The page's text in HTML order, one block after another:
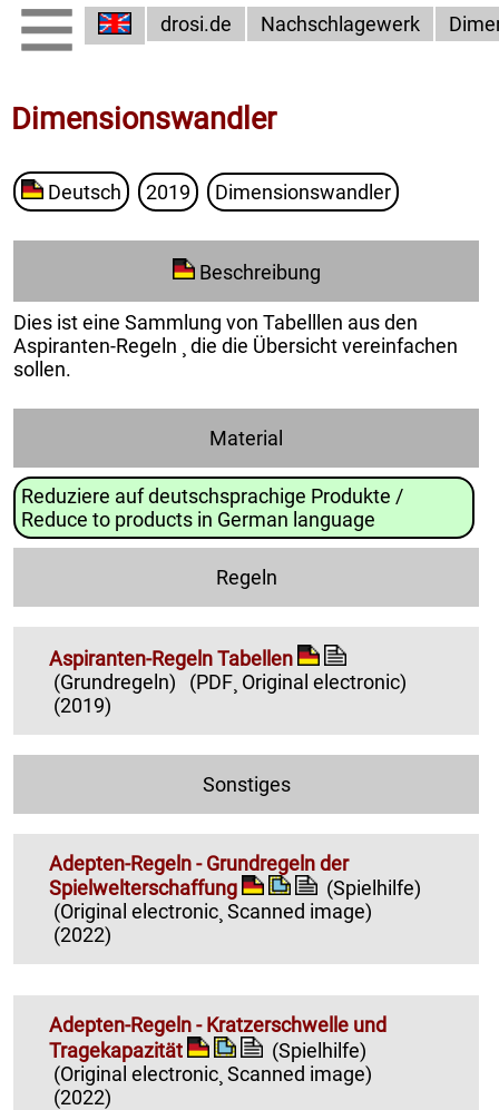
drosi.de Nachschlagewerk
Dimensionswandler
Deutsch 2019 Dimensionswandler
Beschreibung
Dies ist eine Sammlung von Tabelllen aus den
Aspiranten-Regeln ¸ die die Übersicht vereinfachen
sollen.
Material
Reduziere auf deutschsprachige Produkte /
Reduce to products in German language
Regeln
Aspiranten-Regeln Tabellen
(Grundregeln)
(PDF¸ Original electronic)
(2019)
Sonstiges
Adepten-Regeln - Grundregeln der
Spielwelterschaffung
(Spielhilfe)
(Original electronic¸ Scanned image)
(2022)
Adepten-Regeln - Kratzerschwelle und
Tragekapazität
(Spielhilfe)
(Original electronic¸ Scanned image)
(2022)